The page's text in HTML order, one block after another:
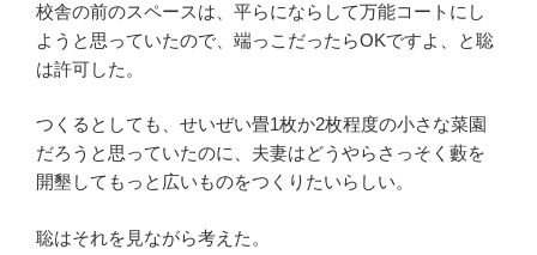
校舎の前のスペースは、平らにならして万能コートにし
ようと思っていたので、端っこだったらOKですよ、と聡
は許可した。
つくるとしても、せいぜい畳1枚か2枚程度の小さな菜園
だろうと思っていたのに、夫妻はどうやらさっそく藪を
開墾してもっと広いものをつくりたいらしい。
聡はそれを見ながら考えた。